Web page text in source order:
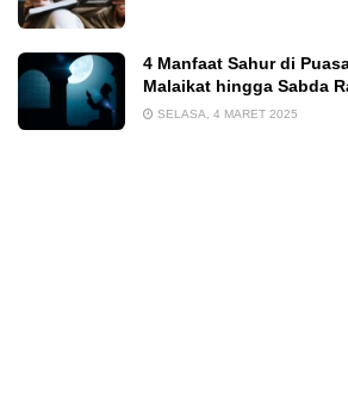
4 Manfaat Sahur di
Malaikat hingga Sabda
SELASA, 4 MARET 2025